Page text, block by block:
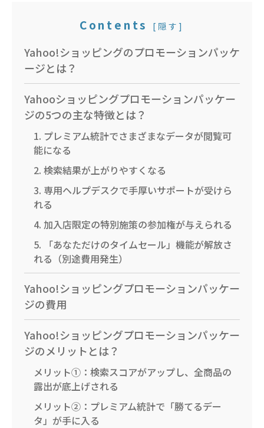
Contents [ 隠す ]
Yahoo!ショッピングのプロモーションパッケ
ージとは？
Yahooショッピングプロモーションパッケー
ジの5つの主な特徴とは？
1. プレミアム統計でさまざまなデータが閲覧可
能になる
2. 検索結果が上がりやすくなる
3. 専用ヘルプデスクで手厚いサポートが受けら
れる
4. 加入店限定の特別施策の参加権が与えられる
5. 「あなただけのタイムセール」機能が解放さ
れる（別途費用発生）
Yahoo!ショッピングプロモーションパッケー
ジの費用
Yahoo!ショッピングプロモーションパッケー
ジのメリットとは？
メリット①：検索スコアがアップし、全商品の
露出が底上げされる
メリット②：プレミアム統計で「勝てるデー
タ」が手に入る